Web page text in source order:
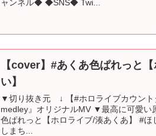
ャンネル◆ ◆SNS◆ Twi...
【cover】#あくあ色ぱれっと
い】
▼切り抜き元 ↓ 【#ホロライブカウント
medley』オリジナルMV ▼最高に可愛い
色ぱれっと【ホロライブ/湊あくあ】 #
しまち...